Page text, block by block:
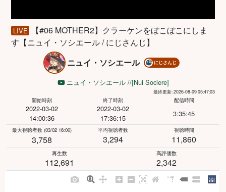
LIVE
【#06 MOTHER2】クラーケンをぼこぼこにしま
す【ニュイ・ソシエール / にじさんじ】
ニュイ・ソシエール
にじさんじ
ニュイ・ソシエール //[Nui Sociere]
最終更新: 2026-08-09 05:47:03
開始時刻
2022-03-02
14:00:36
終了時刻
2022-03-02
17:36:15
配信時間
3:35:45
最大視聴者数 (03/02 16:00)
3,758
平均視聴者数
3,294
視聴時間
11,860
再生数
112,691
高評価数
2,342